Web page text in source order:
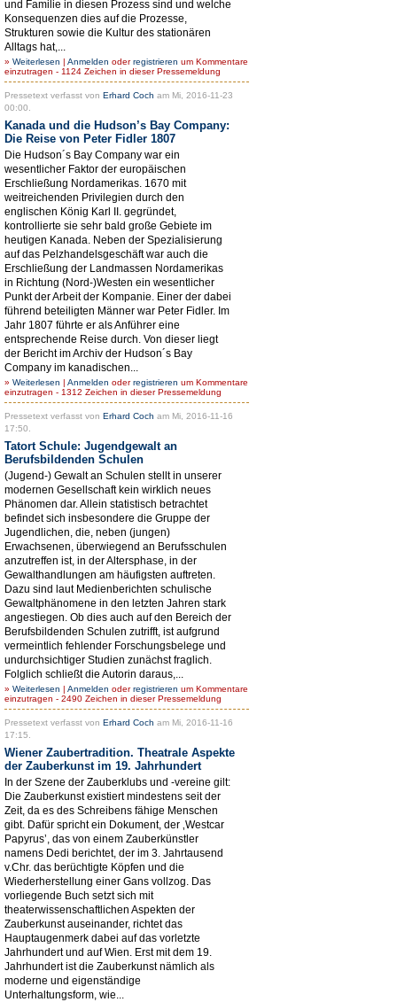
und Familie in diesen Prozess sind und welche
Konsequenzen dies auf die Prozesse,
Strukturen sowie die Kultur des stationären
Alltags hat,...
» Weiterlesen | Anmelden oderregistrieren um Kommentare
einzutragen - 1124 Zeichen in dieser Pressemeldung
Pressetext verfasst von Erhard Coch am Mi, 2016-11-23
00:00.
Kanada und die Hudson’s Bay Company:
Die Reise von Peter Fidler 1807
Die Hudson´s Bay Company war ein
wesentlicher Faktor der europäischen
Erschließung Nordamerikas. 1670 mit
weitreichenden Privilegien durch den
englischen König Karl II. gegründet,
kontrollierte sie sehr bald große Gebiete im
heutigen Kanada. Neben der Spezialisierung
auf das Pelzhandelsgeschäft war auch die
Erschließung der Landmassen Nordamerikas
in Richtung (Nord-)Westen ein wesentlicher
Punkt der Arbeit der Kompanie. Einer der dabei
führend beteiligten Männer war Peter Fidler. Im
Jahr 1807 führte er als Anführer eine
entsprechende Reise durch. Von dieser liegt
der Bericht im Archiv der Hudson´s Bay
Company im kanadischen...
» Weiterlesen | Anmelden oderregistrieren um Kommentare
einzutragen - 1312 Zeichen in dieser Pressemeldung
Pressetext verfasst von Erhard Coch am Mi, 2016-11-16
17:50.
Tatort Schule: Jugendgewalt an
Berufsbildenden Schulen
(Jugend-) Gewalt an Schulen stellt in unserer
modernen Gesellschaft kein wirklich neues
Phänomen dar. Allein statistisch betrachtet
befindet sich insbesondere die Gruppe der
Jugendlichen, die, neben (jungen)
Erwachsenen, überwiegend an Berufsschulen
anzutreffen ist, in der Altersphase, in der
Gewalthandlungen am häufigsten auftreten.
Dazu sind laut Medienberichten schulische
Gewaltphänomene in den letzten Jahren stark
angestiegen. Ob dies auch auf den Bereich der
Berufsbildenden Schulen zutrifft, ist aufgrund
vermeintlich fehlender Forschungsbelege und
undurchsichtiger Studien zunächst fraglich.
Folglich schließt die Autorin daraus,...
» Weiterlesen | Anmelden oderregistrieren um Kommentare
einzutragen - 2490 Zeichen in dieser Pressemeldung
Pressetext verfasst von Erhard Coch am Mi, 2016-11-16
17:15.
Wiener Zaubertradition. Theatrale Aspekte
der Zauberkunst im 19. Jahrhundert
In der Szene der Zauberklubs und -vereine gilt:
Die Zauberkunst existiert mindestens seit der
Zeit, da es des Schreibens fähige Menschen
gibt. Dafür spricht ein Dokument, der ‚Westcar
Papyrus’, das von einem Zauberkünstler
namens Dedi berichtet, der im 3. Jahrtausend
v.Chr. das berüchtigte Köpfen und die
Wiederherstellung einer Gans vollzog. Das
vorliegende Buch setzt sich mit
theaterwissenschaftlichen Aspekten der
Zauberkunst auseinander, richtet das
Hauptaugenmerk dabei auf das vorletzte
Jahrhundert und auf Wien. Erst mit dem 19.
Jahrhundert ist die Zauberkunst nämlich als
moderne und eigenständige
Unterhaltungsform, wie...